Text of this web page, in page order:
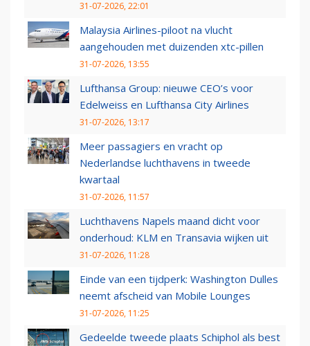
31-07-2026, 22:01
Malaysia Airlines-piloot na vlucht
aangehouden met duizenden xtc-pillen
31-07-2026, 13:55
Lufthansa Group: nieuwe CEO’s voor
Edelweiss en Lufthansa City Airlines
31-07-2026, 13:17
Meer passagiers en vracht op
Nederlandse luchthavens in tweede
kwartaal
31-07-2026, 11:57
Luchthavens Napels maand dicht voor
onderhoud: KLM en Transavia wijken uit
31-07-2026, 11:28
Einde van een tijdperk: Washington Dulles
neemt afscheid van Mobile Lounges
31-07-2026, 11:25
Gedeelde tweede plaats Schiphol als best